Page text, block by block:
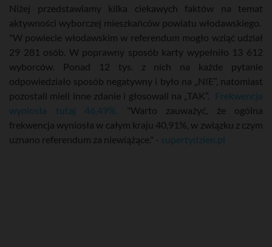
Niżej przedstawiamy kilka ciekawych faktów na temat
aktywności wyborczej mieszkańców powiatu włodawskiego.
"W powiecie włodawskim w referendum mogło wziąć udział
29 281 osób. W poprawny sposób karty wypełniło 13 612
wyborców. Ponad 12 tys. z nich na każde pytanie
odpowiedziało sposób negatywny i było na „NIE”, natomiast
pozostali mieli inne zdanie i głosowali na „TAK”.
Frekwencja
wyniosła tutaj 46,49%. "Warto zauważyć, że ogólna
frekwencja wyniosła w całym kraju 40,91%, w związku z czym
uznano referendum za niewiążące." - supertydzien.pl